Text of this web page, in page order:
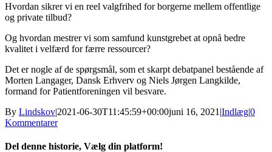
Hvordan sikrer vi en reel valgfrihed for borgerne mellem offentlige
og private tilbud?
Og hvordan mestrer vi som samfund kunstgrebet at opnå bedre
kvalitet i velfærd for færre ressourcer?
Det er nogle af de spørgsmål, som et skarpt debatpanel bestående af
Morten Langager, Dansk Erhverv og Niels Jørgen Langkilde,
formand for Patientforeningen vil besvare.
By Lindskov|2021-06-30T11:45:59+00:00juni 16, 2021 |Indlæg|0
Kommentarer
Del denne historie, Vælg din platform!